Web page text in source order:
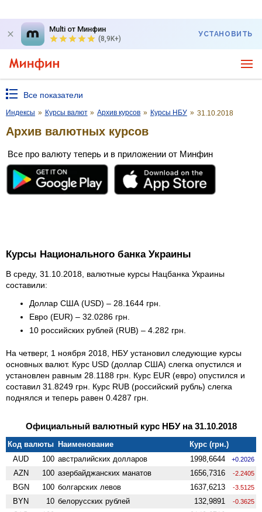
Multi от Минфин
(8,9K+)
УСТАНОВИТЬ
Все показатели
Индексы » Курсы валют » Архив курсов » Курсы НБУ » 31.10.2018
Архив валютных курсов
Все про валюту теперь и в приложении от Минфин
Курсы Национального банка Украины
В среду, 31.10.2018, валютные курсы Нацбанка Украины
составили:
Доллар США (USD) – 28.1644 грн.
Евро (EUR) – 32.0286 грн.
10 российских рублей (RUB) – 4.282 грн.
На четверг, 1 ноября 2018, НБУ установил следующие курсы
основных валют. Курс USD (доллар США) слегка опустился и
установлен равным 28.1188 грн. Курс EUR (евро) опустился и
составил 31.8249 грн. Курс RUB (российский рубль) слегка
поднялся и теперь равен 0.4287 грн.
Официальный валютный курс НБУ на 31.10.2018
Код валюты Наименование
Курс (грн.)
AUD
100 австралийских долларов 1998,6644 +0.2026
AZN 100 азербайджанских манатов 1656,7316 -2.2405
BGN 100 болгарских левов 1637,6213 -3.5125
BYN 10 белорусских рублей 132,9891 -0.3625